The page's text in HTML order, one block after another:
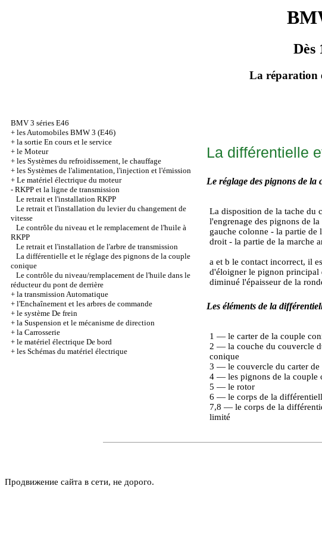
Dès
La réparation
BMV 3 séries Е46
+ les Automobiles BMW 3 (Е46)
+ la sortie En cours et le service
+ le Moteur
+ les Systèmes du refroidissement, le chauffage
+ les Systèmes de l'alimentation, l'injection et l'émission
+ Le matériel électrique du moteur
- RKPP et la ligne de transmission
Le retrait et l'installation RKPP
Le retrait et l'installation du levier du changement de
vitesse
Le contrôle du niveau et le remplacement de l'huile à
RKPP
Le retrait et l'installation de l'arbre de transmission
La différentielle et le réglage des pignons de la couple
conique
Le contrôle du niveau/remplacement de l'huile dans le
réducteur du pont de derrière
+ la transmission Automatique
+ l'Enchaînement et les arbres de commande
+ le système De frein
+ la Suspension et le mécanisme de direction
+ la Carrosserie
+ le matériel électrique De bord
+ les Schémas du matériel électrique
La différentielle
Le réglage des pignons de la
La disposition de la tache du
l'engrenage des pignons de
gauche colonne - la partie de
droit - la partie de la marche
a et b le contact incorrect, il
d'éloigner le pignon principal
diminué l'épaisseur de la
Les éléments de la
1 — le carter de la couple
2 — la couche du couvercle
conique
3 — le couvercle du carter de
4 — les pignons de la couple
5 — le rotor
6 — le corps de la
7,8 — le corps de la
limité
Продвижение сайта в сети, не дорого.